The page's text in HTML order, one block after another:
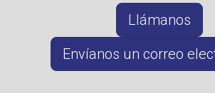
Llámanos
Envíanos un correo